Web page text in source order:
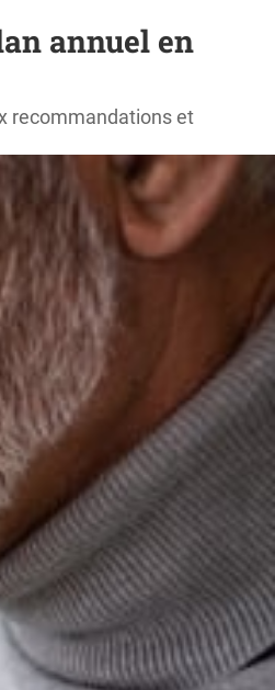
annuel en
recommandations et